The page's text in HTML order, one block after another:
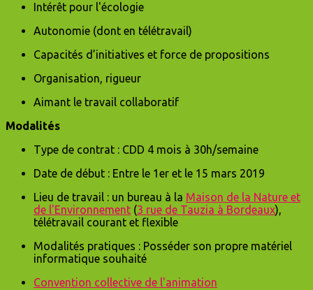
Intérêt pour l'écologie
Autonomie (dont en télétravail)
Capacités d’initiatives et force de propositions
Organisation, rigueur
Aimant le travail collaboratif
Modalités
Type de contrat : CDD 4 mois à 30h/semaine
Date de début : Entre le 1er et le 15 mars 2019
Lieu de travail : un bureau à la Maison de la Nature et
de l'Environnement (3 rue de Tauzia à Bordeaux),
télétravail courant et flexible
Modalités pratiques : Posséder son propre matériel
informatique souhaité
Convention collective de l'animation